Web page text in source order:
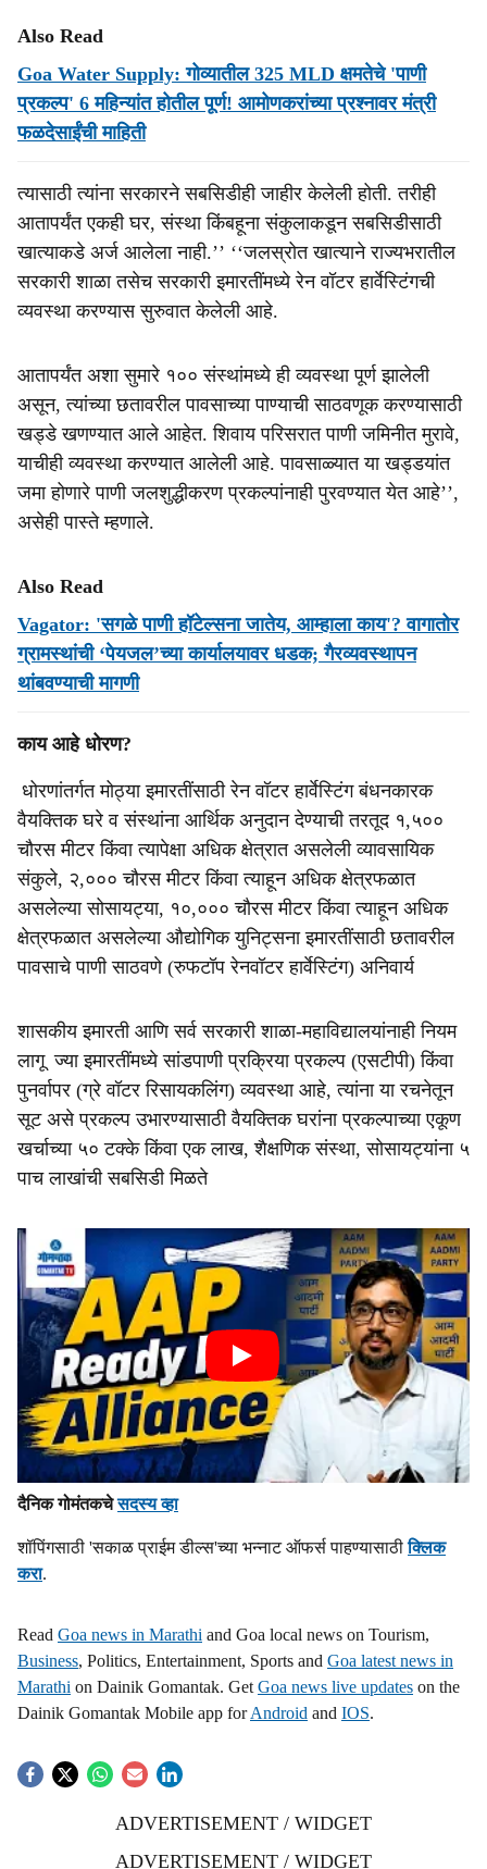
Also Read
Goa Water Supply: गोव्यातील 325 MLD क्षमतेचे 'पाणी
प्रकल्‍प' 6 महिन्‍यांत होतील पूर्ण! आमोणकरांच्या प्रश्‍नावर मंत्री
फळदेसाईंची माहिती
त्‍यासाठी त्‍यांना सरकारने सबसिडीही जाहीर केलेली होती. तरीही
आतापर्यंत एकही घर, संस्‍था किंबहूना संकुलाकडून सबसिडीसाठी
खात्‍याकडे अर्ज आलेला नाही.’’ ‘‘जलस्रोत खात्‍याने राज्‍यभरातील
सरकारी शाळा तसेच सरकारी इमारतींमध्‍ये रेन वॉटर हार्वेस्‍टिंगची
व्‍यवस्‍था करण्‍यास सुरुवात केलेली आहे.
आतापर्यंत अशा सुमारे १०० संस्‍थांमध्‍ये ही व्‍यवस्‍था पूर्ण झालेली
असून, त्‍यांच्‍या छतावरील पावसाच्‍या पाण्‍याची साठवणूक करण्‍यासाठी
खड्डे खणण्‍यात आले आहेत. शिवाय परिसरात पाणी जमिनीत मुरावे,
याचीही व्‍यवस्‍था करण्‍यात आलेली आहे. पावसाळ्यात या खड्डयांत
जमा होणारे पाणी जलशुद्धीकरण प्रकल्‍पांनाही पुरवण्‍यात येत आहे’’,
असेही पास्‍ते म्‍हणाले.
Also Read
Vagator: 'सगळे पाणी हॉटेल्सना जातेय, आम्हाला काय'? वागातोर
ग्रामस्थांची ‘पेयजल’च्या कार्यालयावर धडक; गैरव्यवस्थापन
थांबवण्याची मागणी
काय आहे धोरण?
धोरणांतर्गत मोठ्या इमारतींसाठी रेन वॉटर हार्वेस्टिंग बंधनकारक
वैयक्तिक घरे व संस्थांना आर्थिक अनुदान देण्याची तरतूद १,५००
चौरस मीटर किंवा त्‍यापेक्षा अधिक क्षेत्रात असलेली व्‍यावसायिक
संकुले, २,००० चौरस मीटर किंवा त्याहून अधिक क्षेत्रफळात
असलेल्‍या सोसायट्या, १०,००० चौरस मीटर किंवा त्याहून अधिक
क्षेत्रफळात असलेल्‍या औद्योगिक युनिट्सना इमारतींसाठी छतावरील
पावसाचे पाणी साठवणे (रुफटॉप रेनवॉटर हार्वेस्‍टिंग) अनिवार्य
शासकीय इमारती आणि सर्व सरकारी शाळा-महाविद्यालयांनाही नियम
लागू ज्या इमारतींमध्ये सांडपाणी प्रक्रिया प्रकल्प (एसटीपी) किंवा
पुनर्वापर (ग्रे वॉटर रिसायकलिंग) व्यवस्था आहे, त्यांना या रचनेतून
सूट असे प्रकल्प उभारण्यासाठी वैयक्तिक घरांना प्रकल्पाच्या एकूण
खर्चाच्या ५० टक्‍के किंवा एक लाख, शैक्षणिक संस्था, सोसायट्यांना ५
पाच लाखांची सबसिडी मिळते
दैनिक गोमंतकचेसदस्य व्हा
शॉपिंगसाठी 'सकाळ प्राईम डील्स'च्या भन्नाट ऑफर्स पाहण्यासाठीक्लिक
करा.
Read Goa news in Marathi and Goa local news on Tourism,
Business, Politics, Entertainment, Sports and Goa latest news in
Marathi on Dainik Gomantak. Get Goa news live updates on the
Dainik Gomantak Mobile app forAndroid and IOS.
ADVERTISEMENT / WIDGET
ADVERTISEMENT / WIDGET